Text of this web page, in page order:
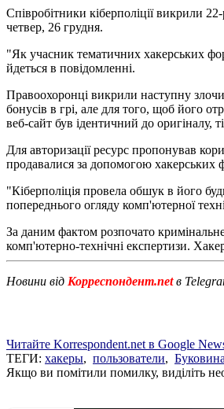
Співробітники кіберполіції викрили
четвер, 26 грудня.
"Як учасник тематичних хакерських
йдеться в повідомленні.
Правоохоронці викрили наступну
бонусів в грі, але для того, щоб його
веб-сайт був ідентичний до оригіналу,
Для авторизації ресурс пропонував
продавалися за допомогою хакерських
"Кіберполіція провела обшук в його
попереднього огляду комп'ютерної
За даним фактом розпочато
комп'ютерно-технічні експертизи.
Новини від Корреспондент.netв
Читайте Korrespondent.net в Google
ТЕГИ: хакеры, пользователи, Буковина
Якщо ви помітили помилку, виділіть